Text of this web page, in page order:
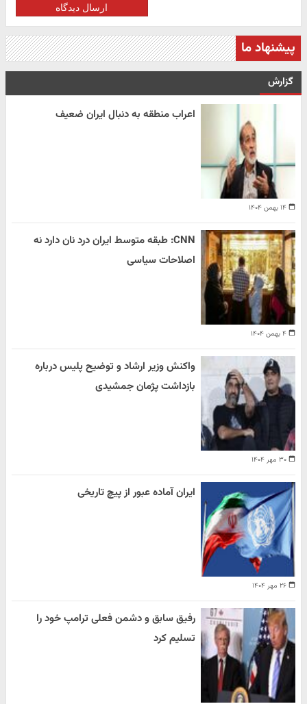
ارسال دیدگاه
پیشنهاد ما
گزارش
۱۴ بهمن ۱۴۰۴
اعراب منطقه به دنبال ایران ضعیف
۴ بهمن ۱۴۰۴
CNN: طبقه متوسط ایران درد نان دارد نه
اصلاحات سیاسی
۳۰ مهر ۱۴۰۴
واکنش وزیر ارشاد و توضیح پلیس درباره
بازداشت پژمان جمشیدی
۲۶ مهر ۱۴۰۴
ایران آماده عبور از پیچ تاریخی
رفیق سابق و دشمن فعلی ترامپ خود را
تسلیم کرد